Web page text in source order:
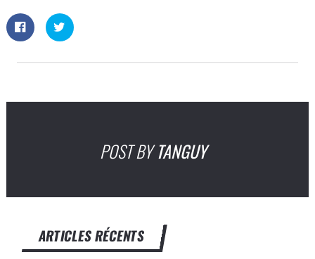
POST BY TANGUY
ARTICLES RÉCENTS